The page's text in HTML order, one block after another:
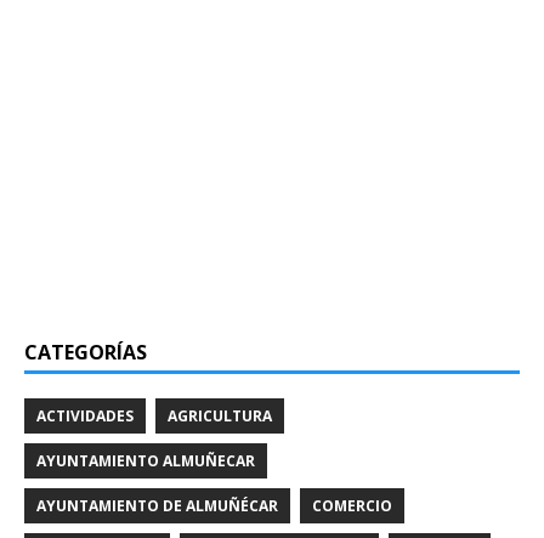
CATEGORÍAS
ACTIVIDADES AGRICULTURA
AYUNTAMIENTO ALMUÑECAR
AYUNTAMIENTO DE ALMUÑÉCAR COMERCIO